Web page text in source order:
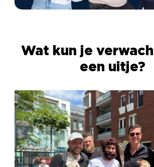
Wat kun je
een uitje?